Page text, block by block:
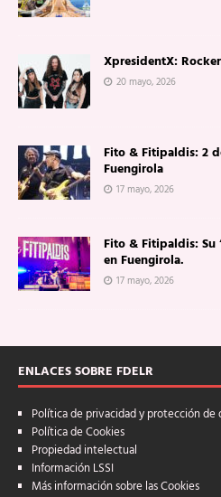
XpresidentX:
20 mayo, 2026
Fito & Fitipaldis: 2
Fuengirola
17 mayo, 2026
Fito & Fitipaldis: Su
en Fuengirola.
17 mayo, 2026
ENLACES SOBRE FDELR
Política de privacidad y protección de
Política de Cookies
Propiedad intelectual
Información LSSI
Más información sobre las Cookies